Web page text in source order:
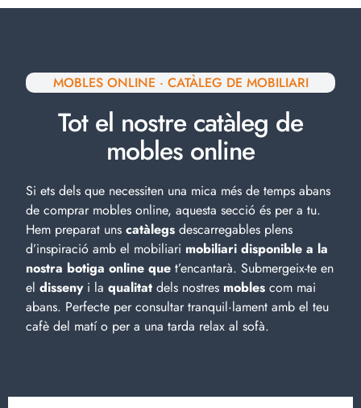
MOBLES ONLINE · CATÀLEG DE MOBILIARI
Tot el nostre catàleg de
mobles online
Si ets dels que necessiten una mica més de temps abans
de comprar mobles online, aquesta secció és per a tu.
Hem preparat uns catàlegs descarregables plens
d’inspiració amb el mobiliari mobiliari disponible a la
nostra botiga online que t’encantarà. Submergeix-te en
el dissenyi la qualitat dels nostres mobles com mai
abans. Perfecte per consultar tranquil·lament amb el teu
cafè del matí o per a una tarda relax al sofà.